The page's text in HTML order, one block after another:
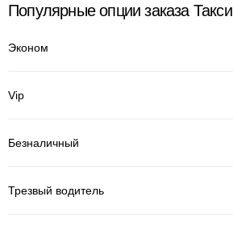
Популярные опции заказа
Эконом
Vip
Безналичный
Трезвый водитель